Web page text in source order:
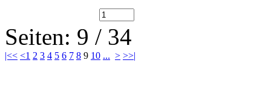
Seiten: 9 / 34
|<< <1 2 3 4 5 6 7 8 9 10 ... > >>|